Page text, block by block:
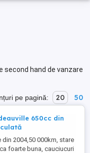
second hand de vanzare
pe pagină: 20 50
650cc din
2004,50 000km, stare
foarte buna, cauciucuri